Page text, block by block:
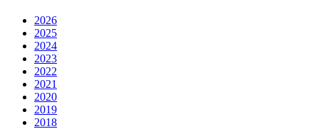
2026
2025
2024
2023
2022
2021
2020
2019
2018